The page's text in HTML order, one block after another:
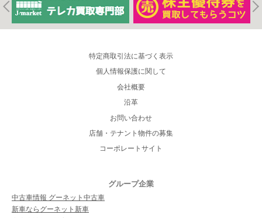
特定商取引法に基づく表示
個人情報保護に関して
会社概要
沿革
お問い合わせ
店舗・テナント物件の募集
コーポレートサイト
グループ企業
中古車情報 グーネット中古車
新車ならグーネット新車